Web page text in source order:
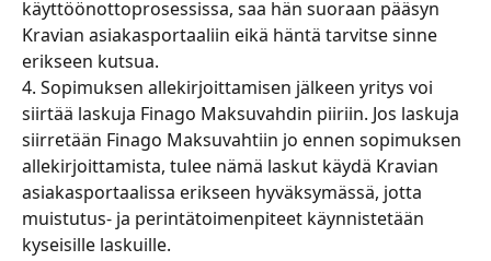
käyttöönottoprosessissa, saa hän suoraan pääsyn
Kravian asiakasportaaliin eikä häntä tarvitse sinne
erikseen kutsua.
4. Sopimuksen allekirjoittamisen jälkeen yritys voi
siirtää laskuja Finago Maksuvahdin piiriin. Jos laskuja
siirretään Finago Maksuvahtiin jo ennen sopimuksen
allekirjoittamista, tulee nämä laskut käydä Kravian
asiakasportaalissa erikseen hyväksymässä, jotta
muistutus- ja perintätoimenpiteet käynnistetään
kyseisille laskuille.